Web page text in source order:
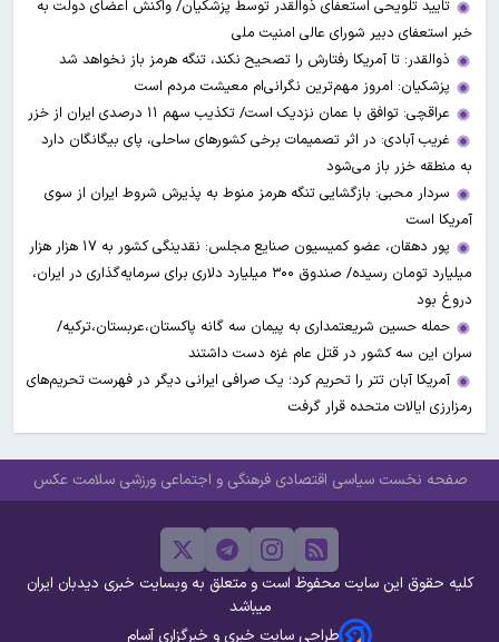
تایید تلویحی استعفای ذوالقدر توسط پزشکیان/ واکنش اعضای دولت به
خبر استعفای دبیر شورای عالی امنیت ملی
ذوالقدر: تا آمریکا رفتارش را تصحیح نکند، تنگه هرمز باز نخواهد شد
پزشکیان: امروز مهم‌ترین نگرانی‌ام معیشت مردم است
عراقچی: توافق با عمان نزدیک است/ تکذیب سهم ۱۱ درصدی ایران از خزر
غریب آبادی: در اثر تصمیمات برخی کشورهای ساحلی، پای بیگانگان دارد
به منطقه خزر باز می‌شود
سردار محبی: بازگشایی تنگه هرمز منوط به پذیرش شروط ایران از سوی
آمریکا است
پور دهقان، عضو کمیسیون صنایع مجلس: نقدینگی کشور به ۱۷ هزار هزار
میلیارد تومان رسیده/ صندوق ۳۰۰ میلیارد دلاری برای سرمایه‌گذاری در ایران،
دروغ بود
حمله حسین شریعتمداری به پیمان سه گانه پاکستان،عربستان،ترکیه/
سران این سه کشور در قتل عام غزه دست داشتند
آمریکا آبان تتر را تحریم کرد؛ یک صرافی ایرانی دیگر در فهرست تحریم‌های
رمزارزی ایالات متحده قرار گرفت
صفحه نخست سیاسی اقتصادی فرهنگی و اجتماعی ورزشی سلامت عکس
کلیه حقوق این سایت محفوظ است و متعلق به وبسایت خبری دیدبان ایران
میباشد
طراحی سایت خبری و خبرگزاری آسام